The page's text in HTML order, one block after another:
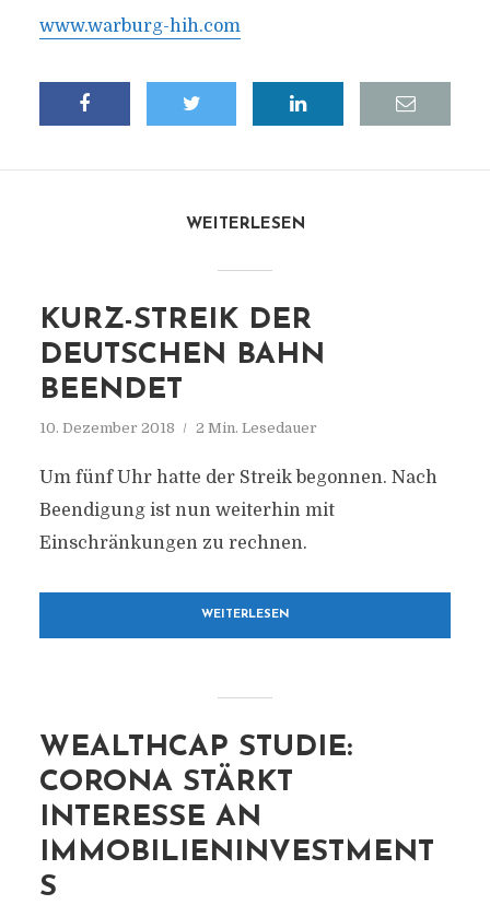
www.warburg-hih.com
WEITERLESEN
KURZ-STREIK DER
DEUTSCHEN BAHN
BEENDET
10. Dezember 2018 2 Min. Lesedauer
Um fünf Uhr hatte der Streik begonnen. Nach
Beendigung ist nun weiterhin mit
Einschränkungen zu rechnen.
WEITERLESEN
WEALTHCAP STUDIE:
CORONA STÄRKT
INTERESSE AN
IMMOBILIENINVESTMENT
S